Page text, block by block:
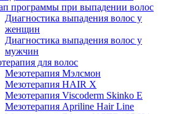
программы при выпадении волос
Диагностика выпадения волос у
женщин
Диагностика выпадения волос у
мужчин
для волос
Мезотерапия Мэлсмон
Мезотерапия HAIR X
Мезотерапия Viscoderm Skinko E
Мезотерапия Apriline Hair Line